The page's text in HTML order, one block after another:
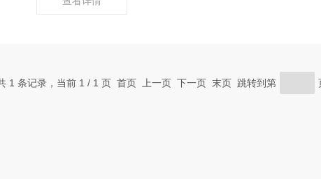
1 条记录，当前 1 / 1 页 首页 上一页 下一页 末页 跳转到第